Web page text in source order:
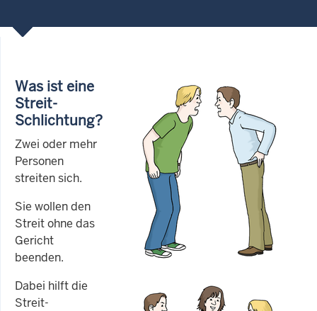
Was ist eine
Streit-
Schlichtung?
Zwei oder mehr
Personen
streiten sich.
Sie wollen den
Streit ohne das
Gericht
beenden.
Dabei hilft die
Streit-